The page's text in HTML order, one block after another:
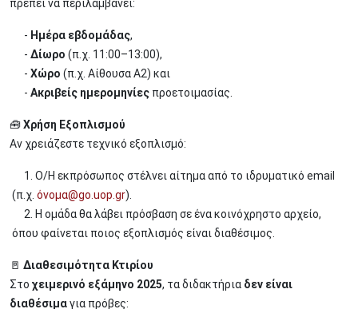
πρέπει να περιλαμβάνει:
- Ημέρα εβδομάδας,
- Δίωρο (π.χ. 11:00–13:00),
- Χώρο (π.χ. Αίθουσα Α2) και
- Ακριβείς ημερομηνίες προετοιμασίας.
🧰Χρήση Εξοπλισμού
Αν χρειάζεστε τεχνικό εξοπλισμό:
1. Ο/Η εκπρόσωπος στέλνει αίτημα από το ιδρυματικό email
(π.χ. όνομα@go.uop.gr).
2. Η ομάδα θα λάβει πρόσβαση σε ένα κοινόχρηστο αρχείο,
όπου φαίνεται ποιος εξοπλισμός είναι διαθέσιμος.
🚪 Διαθεσιμότητα Κτιρίου
Στο χειμερινό εξάμηνο 2025, τα διδακτήρια δεν είναι
διαθέσιμαγια πρόβες: